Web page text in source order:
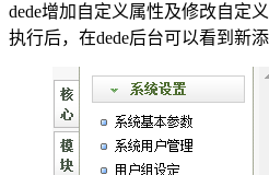
dede增加自定义属性及修改自定
执行后，在dede后台可以看到新